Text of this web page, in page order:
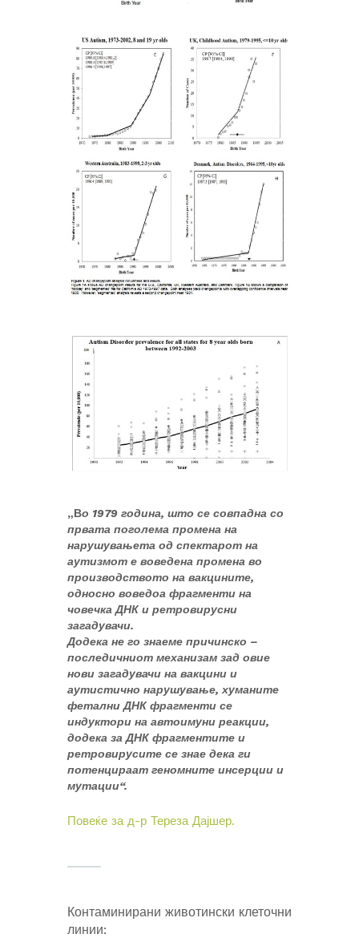
„Во 1979 година, што се совпадна со
првата поголема промена на
нарушувањета од спектарот на
аутизмот е воведена промена во
производството на вакцините,
односно воведоа фрагменти на
човечка ДНК и ретровирусни
загадувачи.
Додека не го знаеме причинско –
последичниот механизам зад овие
нови загадувачи на вакцини и
аутистично нарушување, хуманите
фетални ДНК фрагменти се
индуктори на автоимуни реакции,
додека за ДНК фрагментите и
ретровирусите се знае дека ги
потенцираат геномните инсерции и
мутации“.
Повеќе за д-р Тереза Дајшер.
Контаминирани животински клеточни
линии: